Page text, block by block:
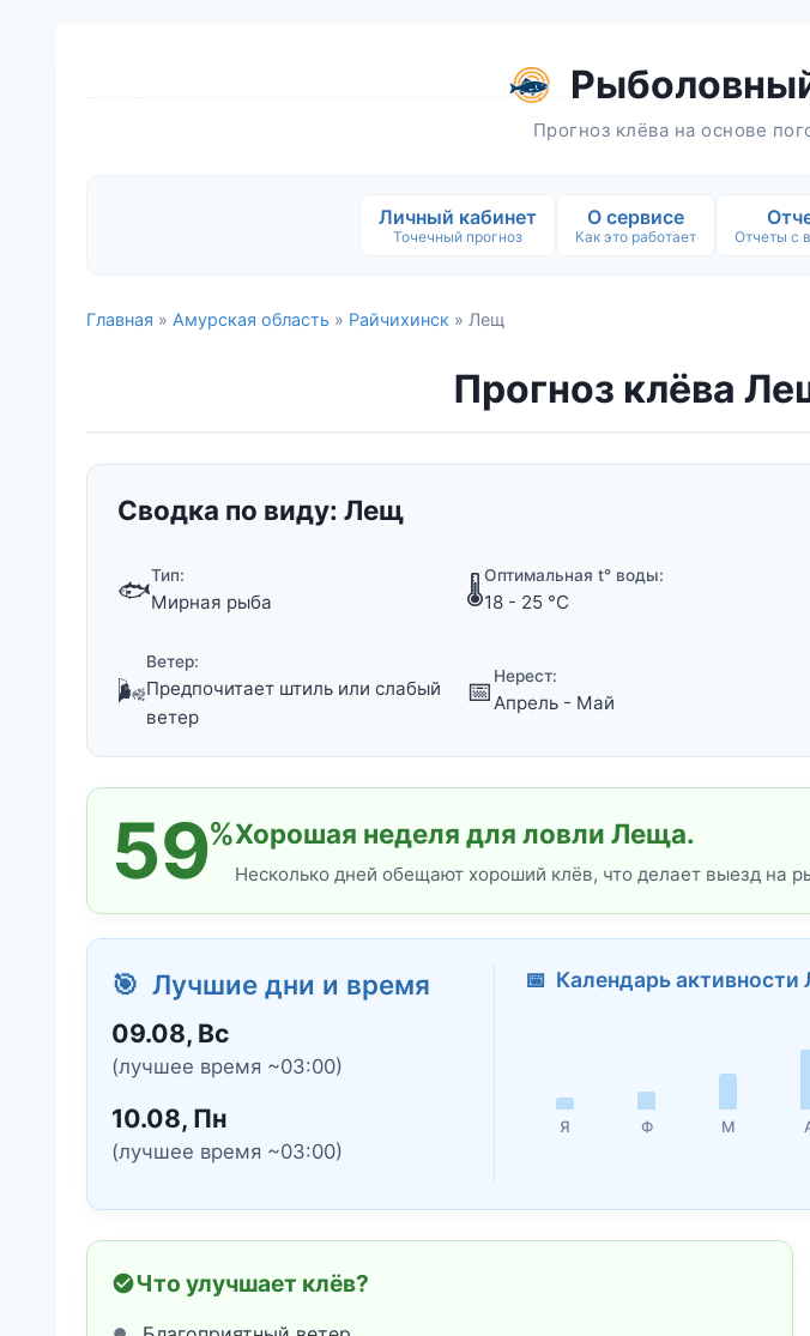
Прогноз клёва на основе
Личный кабинет
Точечный прогноз
О сервисе
Как это работает Отчеты с
Главная » Амурская область » Райчихинск » Лещ
Прогноз клёва
Сводка по виду: Лещ
🐟Тип:
Мирная рыба 🌡️Оптимальная t° воды:
18 - 25 °C
🌬️
Ветер:
Предпочитает штиль или слабый
ветер
📅 Нерест:
Апрель - Май
59%Хорошая неделя для ловли Леща.
Несколько дней обещают хороший клёв, что делает выезд на
🎯 Лучшие дни и время
09.08, Вс
(лучшее время ~03:00)
10.08, Пн
(лучшее время ~03:00)
📅 Календарь активности
Я Ф М
Что улучшает клёв?